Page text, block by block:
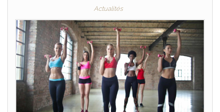
Actualités